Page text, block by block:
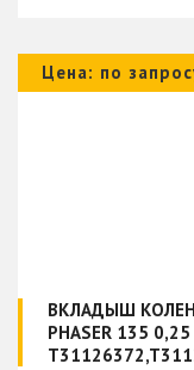
Цена: по
ВКЛАДЫШ
PHASER 135 0,25